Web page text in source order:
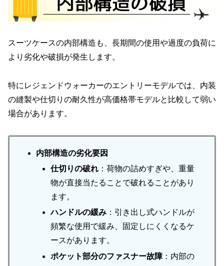
スーツケースの内部構造も、長期間の使用や過度の負荷に
より劣化や破損が発生します。
特にレジェンドウォーカーのエントリーモデルでは、内装
の縫製や仕切りの耐久性が高価格帯モデルと比較して弱い
場合があります。
内部構造の劣化要因
仕切りの破れ ：荷物の詰めすぎや、重量
物が直接当たることで破れることがあり
ます。
ハンドルの緩み ：引き出し式ハンドルが
頻繁な使用で緩み、固定しにくくなるケ
ースがあります。
ポケット部分のファスナー故障：内部の